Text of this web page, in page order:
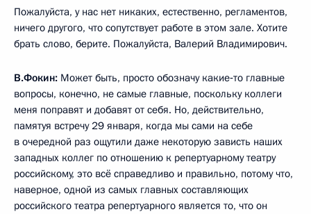
Пожалуйста, у нас нет никаких, естественно, регламентов,
ничего другого, что сопутствует работе в этом зале. Хотите
брать слово, берите. Пожалуйста, Валерий Владимирович.
В.Фокин: Может быть, просто обозначу какие‑то главные
вопросы, конечно, не самые главные, поскольку коллеги
меня поправят и добавят от себя. Но, действительно,
памятуя встречу 29 января, когда мы сами на себе
в очередной раз ощутили даже некоторую зависть наших
западных коллег по отношению к репертуарному театру
российскому, это всё справедливо и правильно, потому что,
наверное, одной из самых главных составляющих
российского театра репертуарного является то, что он